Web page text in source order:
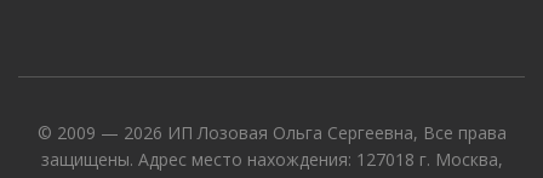
© 2009 — 2026 ИП Лозовая Ольга Сергеевна, Все права
защищены. Адрес место нахождения: 127018 г. Москва,